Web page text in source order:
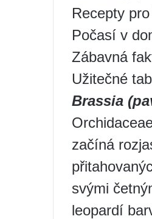
Recepty
Počasí v
Zábavná
Užitečné
Brassia
začíná
svými
leopardí